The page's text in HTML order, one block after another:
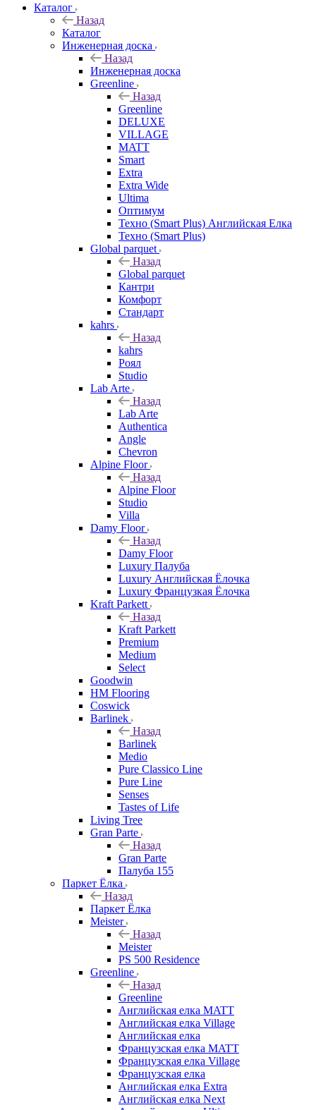
Каталог
Назад
Каталог
Инженерная доска
Назад
Инженерная доска
Greenline
Назад
Greenline
DELUXE
VILLAGE
MATT
Smart
Extra
Extra Wide
Ultima
Оптимум
Техно (Smart Plus) Английская Елка
Техно (Smart Plus)
Global parquet
Назад
Global parquet
Кантри
Комфорт
Стандарт
kahrs
Назад
kahrs
Роял
Studio
Lab Arte
Назад
Lab Arte
Authentica
Angle
Chevron
Alpine Floor
Назад
Alpine Floor
Studio
Villa
Damy Floor
Назад
Damy Floor
Luxury Палуба
Luxury Английская Ёлочка
Luxury Французкая Ёлочка
Kraft Parkett
Назад
Kraft Parkett
Premium
Medium
Select
Goodwin
HM Flooring
Coswick
Barlinek
Назад
Barlinek
Medio
Pure Classico Line
Pure Line
Senses
Tastes of Life
Living Tree
Gran Parte
Назад
Gran Parte
Палуба 155
Паркет Ёлка
Назад
Паркет Ёлка
Meister
Назад
Meister
PS 500 Residence
Greenline
Назад
Greenline
Английская елка MATT
Английская елка Village
Английская елка
Французская елка MATT
Французская елка Village
Французская елка
Английская елка Extra
Английская елка Next